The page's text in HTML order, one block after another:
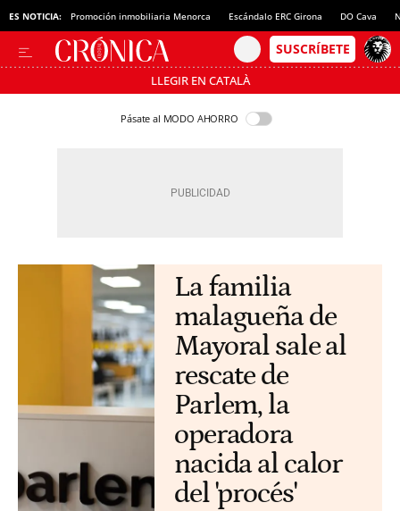
ES NOTICIA: Promoción inmobiliaria Menorca Escándalo ERC Girona DO Cava
LLEGIR EN CATALÀ
Pásate al MODO AHORRO
La familia
malagueña de
Mayoral sale al
rescate de
Parlem, la
operadora
nacida al calor
del 'procés'